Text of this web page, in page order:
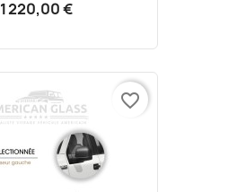
1 220,00 €
favorite_border